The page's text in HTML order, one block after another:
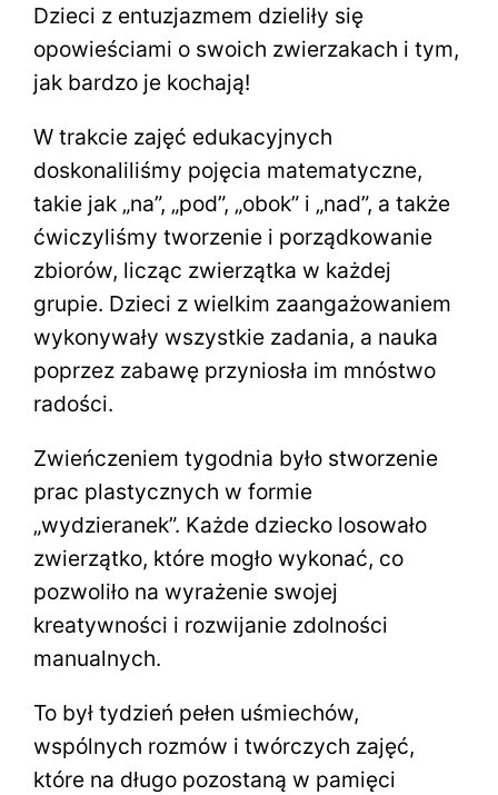
Dzieci z entuzjazmem dzieliły się
opowieściami o swoich zwierzakach i tym,
jak bardzo je kochają!
W trakcie zajęć edukacyjnych
doskonaliliśmy pojęcia matematyczne,
takie jak „na”, „pod”, „obok” i „nad”, a także
ćwiczyliśmy tworzenie i porządkowanie
zbiorów, licząc zwierzątka w każdej
grupie. Dzieci z wielkim zaangażowaniem
wykonywały wszystkie zadania, a nauka
poprzez zabawę przyniosła im mnóstwo
radości.
Zwieńczeniem tygodnia było stworzenie
prac plastycznych w formie
„wydzieranek”. Każde dziecko losowało
zwierzątko, które mogło wykonać, co
pozwoliło na wyrażenie swojej
kreatywności i rozwijanie zdolności
manualnych.
To był tydzień pełen uśmiechów,
wspólnych rozmów i twórczych zajęć,
które na długo pozostaną w pamięci